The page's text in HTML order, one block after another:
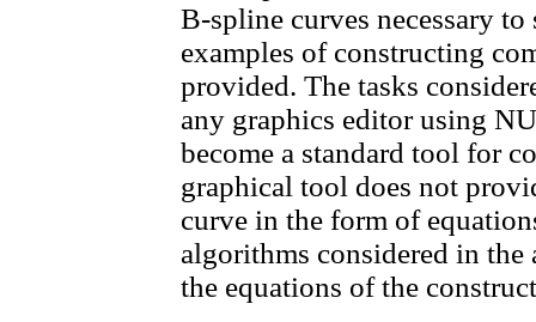
B-spline curves necessary
examples of constructing
provided. The tasks
any graphics editor using
become a standard tool for
graphical tool does not
curve in the form of
algorithms considered in
the equations of the